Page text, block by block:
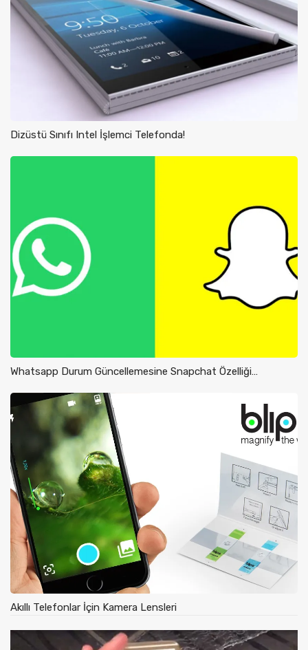
Dizüstü Sınıfı Intel İşlemci Telefonda!
Whatsapp Durum Güncellemesine Snapchat Özelliği…
Akıllı Telefonlar İçin Kamera Lensleri